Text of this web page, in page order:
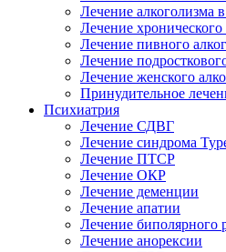
Лечение алкоголизма
Лечение хронического
Лечение пивного
Лечение
Лечение женского
Принудительное
Психиатрия
Лечение СДВГ
Лечение синдрома
Лечение ПТСР
Лечение ОКР
Лечение деменции
Лечение апатии
Лечение биполярного
Лечение анорексии